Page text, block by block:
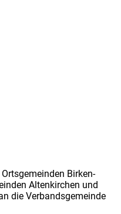
Birken-
Altenkirchen und
die Verbandsgemeinde